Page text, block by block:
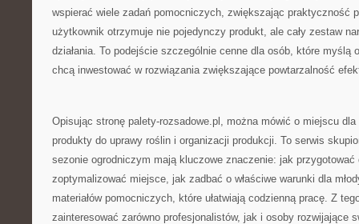
wspierać wiele zadań pomocniczych, zwiększając praktyczność
użytkownik otrzymuje nie pojedynczy produkt, ale cały zestaw
działania. To podejście szczególnie cenne dla osób, które myślą
chcą inwestować w rozwiązania zwiększające powtarzalność
Opisując stronę palety-rozsadowe.pl, można mówić o miejscu
produkty do uprawy roślin i organizacji produkcji. To serwis
sezonie ogrodniczym mają kluczowe znaczenie: jak przygotować
zoptymalizować miejsce, jak zadbać o właściwe warunki dla
materiałów pomocniczych, które ułatwiają codzienną pracę. Z
zainteresować zarówno profesjonalistów, jak i osoby rozwijające